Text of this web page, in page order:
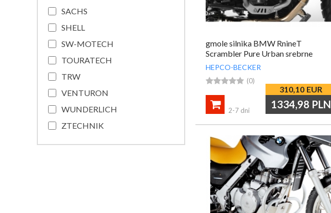
SACHS
SHELL
SW-MOTECH
TOURATECH
TRW
VENTURON
WUNDERLICH
ZTECHNIK
gmole silnika BMW RnineT
Scrambler Pure Urban srebrne
HEPCO-BECKER
 (0)
310,10 EUR
1334,98 PLN

2-7 dni